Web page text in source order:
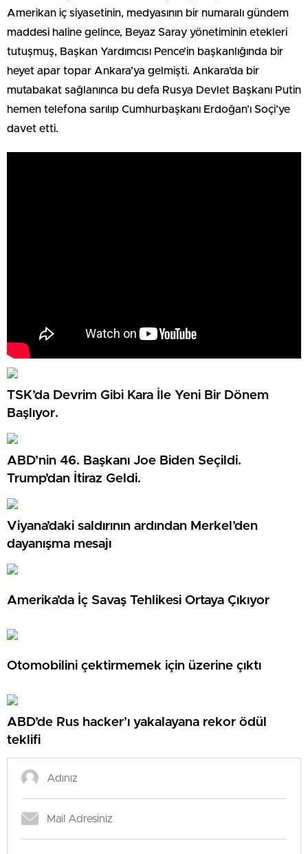
Amerikan iç siyasetinin, medyasının bir numaralı gündem
maddesi haline gelince, Beyaz Saray yönetiminin etekleri
tutuşmuş, Başkan Yardımcısı Pence’in başkanlığında bir
heyet apar topar Ankara’ya gelmişti. Ankara’da bir
mutabakat sağlanınca bu defa Rusya Devlet Başkanı Putin
hemen telefona sarılıp Cumhurbaşkanı Erdoğan’ı Soçi’ye
davet etti.
TSK’da Devrim Gibi Kara İle Yeni Bir Dönem
Başlıyor.
ABD’nin 46. Başkanı Joe Biden Seçildi.
Trump’dan İtiraz Geldi.
Viyana’daki saldırının ardından Merkel’den
dayanışma mesajı
Amerika’da İç Savaş Tehlikesi Ortaya Çıkıyor
Otomobilini çektirmemek için üzerine çıktı
ABD’de Rus hacker’ı yakalayana rekor ödül
teklifi